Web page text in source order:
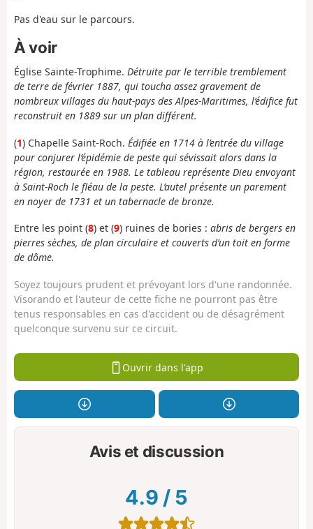
Pas d'eau sur le parcours.
À voir
Église Sainte-Trophime. Détruite par le terrible tremblement
de terre de février 1887, qui toucha assez gravement de
nombreux villages du haut-pays des Alpes-Maritimes, l’édifice fut
reconstruit en 1889 sur un plan différent.
(1) Chapelle Saint-Roch. Édifiée en 1714 à l’entrée du village
pour conjurer l’épidémie de peste qui sévissait alors dans la
région, restaurée en 1988. Le tableau représente Dieu envoyant
à Saint-Roch le fléau de la peste. L’autel présente un parement
en noyer de 1731 et un tabernacle de bronze.
Entre les point (8) et (9) ruines de bories : abris de bergers en
pierres sèches, de plan circulaire et couverts d’un toit en forme
de dôme.
Soyez toujours prudent et prévoyant lors d'une randonnée.
Visorando et l'auteur de cette fiche ne pourront pas être
tenus responsables en cas d'accident ou de désagrément
quelconque survenu sur ce circuit.
Ouvrir dans l'app
Avis et discussion
4.9 / 5